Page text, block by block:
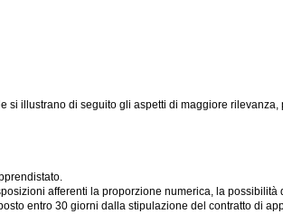
si illustrano di seguito gli aspetti di maggiore
afferenti la proporzione numerica, la possibilità
entro 30 giorni dalla stipulazione del contratto di